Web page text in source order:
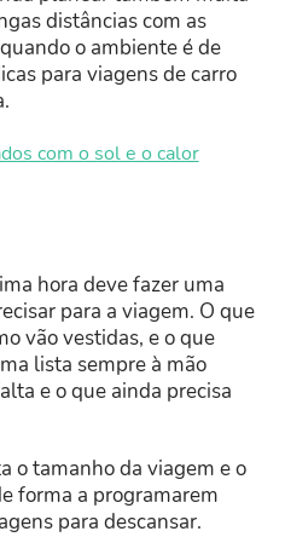
distâncias com as
o ambiente é de
para viagens de carro
com o sol e o calor
hora deve fazer uma
para a viagem. O que
vão vestidas, e o que
lista sempre à mão
e o que ainda precisa
o tamanho da viagem e o
forma a programarem
para descansar.